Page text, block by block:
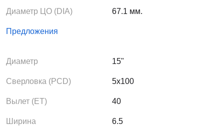
Диаметр ЦО (DIA) 67.1 мм.
Предложения
Диаметр 15"
Сверловка (PCD) 5x100
Вылет (ЕТ) 40
Ширина 6.5